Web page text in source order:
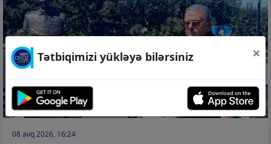
08 avq 2026, 16:24
Tətbiqimizi yükləyə bilərsiniz ×